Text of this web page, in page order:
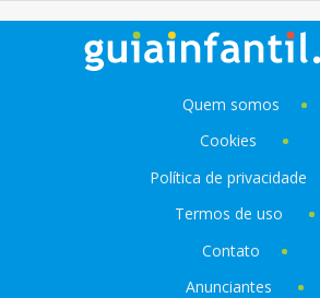
Quem somos
Cookies
Política de privacidade
Termos de uso
Contato
Anunciantes